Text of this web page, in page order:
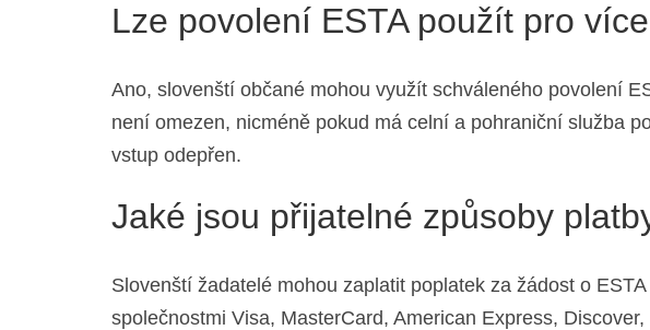
Lze povolení ESTA použít pro
Ano, slovenští občané mohou využít schváleného povolení
není omezen, nicméně pokud má celní a pohraniční služba
vstup odepřen.
Jaké jsou přijatelné způsoby
Slovenští žadatelé mohou zaplatit poplatek za žádost o
společnostmi Visa, MasterCard, American Express,